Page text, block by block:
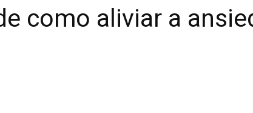
como aliviar a